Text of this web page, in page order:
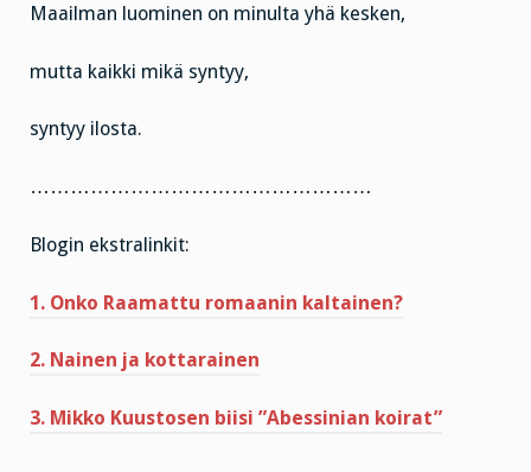
Maailman luominen on minulta yhä kesken,
mutta kaikki mikä syntyy,
syntyy ilosta.
……………………………………………
Blogin ekstralinkit:
1. Onko Raamattu romaanin kaltainen?
2. Nainen ja kottarainen
3. Mikko Kuustosen biisi ”Abessinian koirat”